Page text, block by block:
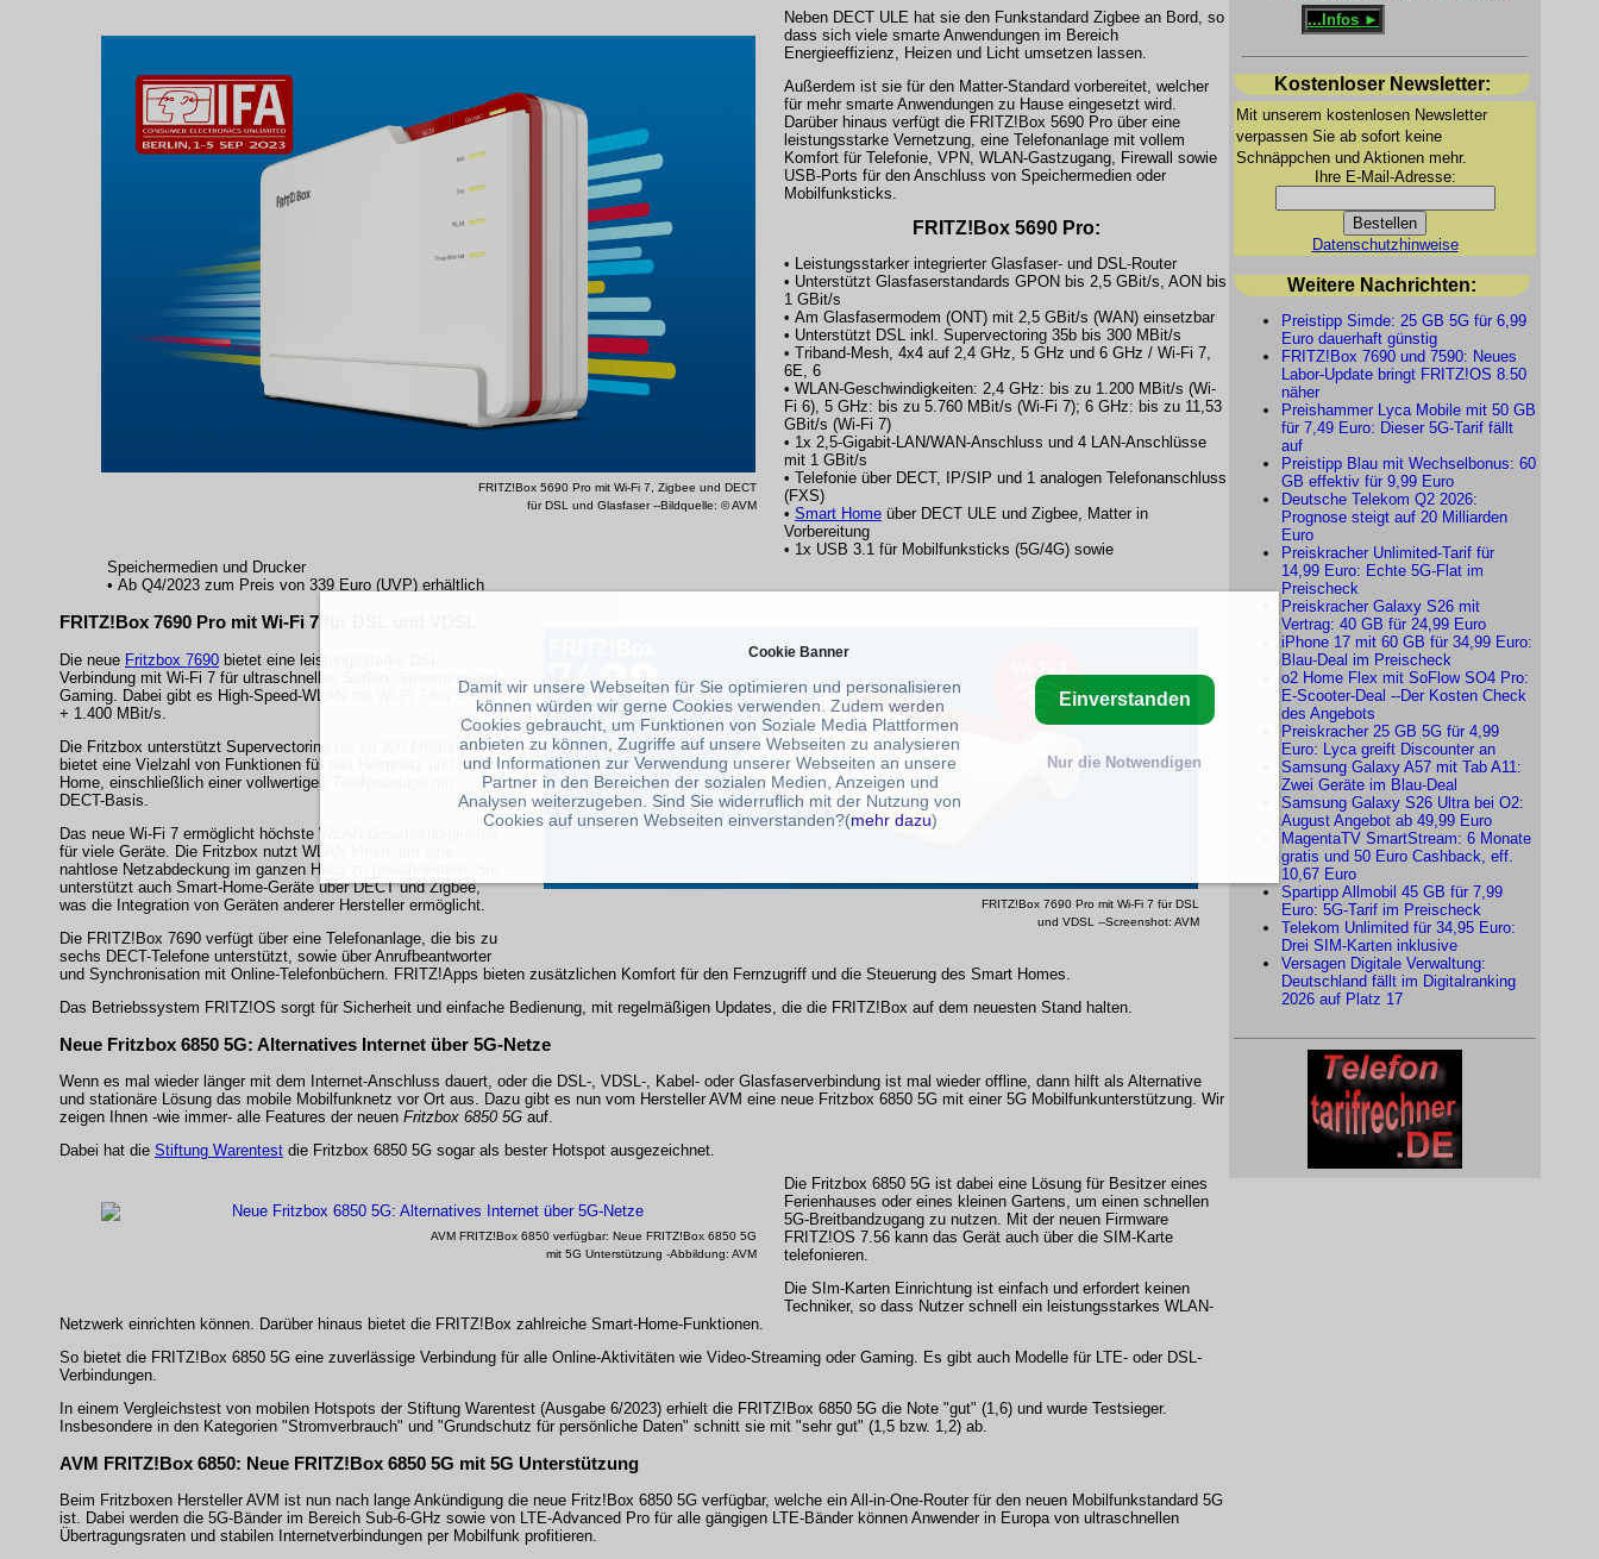
FRITZ!Box 5690 Pro mit Wi-Fi 7, Zigbee und DECT
für DSL und Glasfaser --Bildquelle: © AVM
Neben DECT ULE hat sie den Funkstandard Zigbee an Bord, so
dass sich viele smarte Anwendungen im Bereich
Energieeffizienz, Heizen und Licht umsetzen lassen.
Außerdem ist sie für den Matter-Standard vorbereitet, welcher
für mehr smarte Anwendungen zu Hause eingesetzt wird.
Darüber hinaus verfügt die FRITZ!Box 5690 Pro über eine
leistungsstarke Vernetzung, eine Telefonanlage mit vollem
Komfort für Telefonie, VPN, WLAN-Gastzugang, Firewall sowie
USB-Ports für den Anschluss von Speichermedien oder
Mobilfunksticks.
FRITZ!Box 5690 Pro:
• Leistungsstarker integrierter Glasfaser- und DSL-Router
• Unterstützt Glasfaserstandards GPON bis 2,5 GBit/s, AON bis
1 GBit/s
• Am Glasfasermodem (ONT) mit 2,5 GBit/s (WAN) einsetzbar
• Unterstützt DSL inkl. Supervectoring 35b bis 300 MBit/s
• Triband-Mesh, 4x4 auf 2,4 GHz, 5 GHz und 6 GHz / Wi-Fi 7,
6E, 6
• WLAN-Geschwindigkeiten: 2,4 GHz: bis zu 1.200 MBit/s (Wi-
Fi 6), 5 GHz: bis zu 5.760 MBit/s (Wi-Fi 7); 6 GHz: bis zu 11,53
GBit/s (Wi-Fi 7)
• 1x 2,5-Gigabit-LAN/WAN-Anschluss und 4 LAN-Anschlüsse
mit 1 GBit/s
• Telefonie über DECT, IP/SIP und 1 analogen Telefonanschluss
(FXS)
• Smart Home über DECT ULE und Zigbee, Matter in
Vorbereitung
• 1x USB 3.1 für Mobilfunksticks (5G/4G) sowie
Speichermedien und Drucker
• Ab Q4/2023 zum Preis von 339 Euro (UVP) erhältlich
FRITZ!Box 7690 Pro mit Wi-Fi 7 für DSL
und VDSL --Screenshot: AVM
FRITZ!Box 7690 Pro mit Wi-Fi 7 für DSL und VDSL
Die neue Fritzbox 7690 bietet eine leistungsstarke DSL-
Verbindung mit Wi-Fi 7 für ultraschnelles Surfen, Streaming und
Gaming. Dabei gibt es High-Speed-WLAN mit Wi-Fi 7 bis 5.760
+ 1.400 MBit/s.
Die Fritzbox unterstützt Supervectoring bis zu 300 MBit/s und
bietet eine Vielzahl von Funktionen für das Heimnetz und Smart
Home, einschließlich einer vollwertigen Telefonanlage mit
DECT-Basis.
Das neue Wi-Fi 7 ermöglicht höchste WLAN-Geschwindigkeiten
für viele Geräte. Die Fritzbox nutzt WLAN Mesh, um eine
nahtlose Netzabdeckung im ganzen Haus zu gewährleisten. Sie
unterstützt auch Smart-Home-Geräte über DECT und Zigbee,
was die Integration von Geräten anderer Hersteller ermöglicht.
Die FRITZ!Box 7690 verfügt über eine Telefonanlage, die bis zu
sechs DECT-Telefone unterstützt, sowie über Anrufbeantworter
und Synchronisation mit Online-Telefonbüchern. FRITZ!Apps bieten zusätzlichen Komfort für den Fernzugriff und die Steuerung des Smart Homes.
Das Betriebssystem FRITZ!OS sorgt für Sicherheit und einfache Bedienung, mit regelmäßigen Updates, die die FRITZ!Box auf dem neuesten Stand halten.
Neue Fritzbox 6850 5G: Alternatives Internet über 5G-Netze
Wenn es mal wieder länger mit dem Internet-Anschluss dauert, oder die DSL-, VDSL-, Kabel- oder Glasfaserverbindung ist mal wieder offline, dann hilft als Alternative
und stationäre Lösung das mobile Mobilfunknetz vor Ort aus. Dazu gibt es nun vom Hersteller AVM eine neue Fritzbox 6850 5G mit einer 5G Mobilfunkunterstützung. Wir
zeigen Ihnen -wie immer- alle Features der neuen Fritzbox 6850 5G auf.
Dabei hat die Stiftung Warentest die Fritzbox 6850 5G sogar als bester Hotspot ausgezeichnet.
AVM FRITZ!Box 6850 verfügbar: Neue FRITZ!Box 6850 5G
mit 5G Unterstützung -Abbildung: AVM
Die Fritzbox 6850 5G ist dabei eine Lösung für Besitzer eines
Ferienhauses oder eines kleinen Gartens, um einen schnellen
5G-Breitbandzugang zu nutzen. Mit der neuen Firmware
FRITZ!OS 7.56 kann das Gerät auch über die SIM-Karte
telefonieren.
Die SIm-Karten Einrichtung ist einfach und erfordert keinen
Techniker, so dass Nutzer schnell ein leistungsstarkes WLAN-
Netzwerk einrichten können. Darüber hinaus bietet die FRITZ!Box zahlreiche Smart-Home-Funktionen.
So bietet die FRITZ!Box 6850 5G eine zuverlässige Verbindung für alle Online-Aktivitäten wie Video-Streaming oder Gaming. Es gibt auch Modelle für LTE- oder DSL-
Verbindungen.
In einem Vergleichstest von mobilen Hotspots der Stiftung Warentest (Ausgabe 6/2023) erhielt die FRITZ!Box 6850 5G die Note "gut" (1,6) und wurde Testsieger.
Insbesondere in den Kategorien "Stromverbrauch" und "Grundschutz für persönliche Daten" schnitt sie mit "sehr gut" (1,5 bzw. 1,2) ab.
AVM FRITZ!Box 6850: Neue FRITZ!Box 6850 5G mit 5G Unterstützung
Beim Fritzboxen Hersteller AVM ist nun nach lange Ankündigung die neue Fritz!Box 6850 5G verfügbar, welche ein All-in-One-Router für den neuen Mobilfunkstandard 5G
ist. Dabei werden die 5G-Bänder im Bereich Sub-6-GHz sowie von LTE-Advanced Pro für alle gängigen LTE-Bänder können Anwender in Europa von ultraschnellen
Übertragungsraten und stabilen Internetverbindungen per Mobilfunk profitieren.
...Infos ►
Kostenloser Newsletter:
Mit unserem kostenlosen Newsletter
verpassen Sie ab sofort keine
Schnäppchen und Aktionen mehr.
Ihre E-Mail-Adresse:
Datenschutzhinweise
Weitere Nachrichten:
Preistipp Simde: 25 GB 5G für 6,99
Euro dauerhaft günstig
FRITZ!Box 7690 und 7590: Neues
Labor-Update bringt FRITZ!OS 8.50
näher
Preishammer Lyca Mobile mit 50 GB
für 7,49 Euro: Dieser 5G-Tarif fällt
auf
Preistipp Blau mit Wechselbonus: 60
GB effektiv für 9,99 Euro
Deutsche Telekom Q2 2026:
Prognose steigt auf 20 Milliarden
Euro
Preiskracher Unlimited-Tarif für
14,99 Euro: Echte 5G-Flat im
Preischeck
Preiskracher Galaxy S26 mit
Vertrag: 40 GB für 24,99 Euro
iPhone 17 mit 60 GB für 34,99 Euro:
Blau-Deal im Preischeck
o2 Home Flex mit SoFlow SO4 Pro:
E-Scooter-Deal --Der Kosten Check
des Angebots
Preiskracher 25 GB 5G für 4,99
Euro: Lyca greift Discounter an
Samsung Galaxy A57 mit Tab A11:
Zwei Geräte im Blau-Deal
Samsung Galaxy S26 Ultra bei O2:
August Angebot ab 49,99 Euro
MagentaTV SmartStream: 6 Monate
gratis und 50 Euro Cashback, eff.
10,67 Euro
Spartipp Allmobil 45 GB für 7,99
Euro: 5G-Tarif im Preischeck
Telekom Unlimited für 34,95 Euro:
Drei SIM-Karten inklusive
Versagen Digitale Verwaltung:
Deutschland fällt im Digitalranking
2026 auf Platz 17
Cookie Banner
Damit wir unsere Webseiten für Sie optimieren und personalisieren
können würden wir gerne Cookies verwenden. Zudem werden
Cookies gebraucht, um Funktionen von Soziale Media Plattformen
anbieten zu können, Zugriffe auf unsere Webseiten zu analysieren
und Informationen zur Verwendung unserer Webseiten an unsere
Partner in den Bereichen der sozialen Medien, Anzeigen und
Analysen weiterzugeben. Sind Sie widerruflich mit der Nutzung von
Cookies auf unseren Webseiten einverstanden?(mehr dazu)
Einverstanden
Nur die Notwendigen